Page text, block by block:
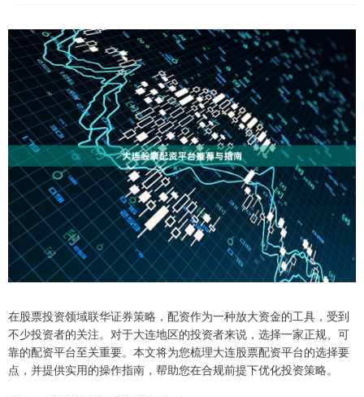
在股票投资领域联华证券策略，配资作为一种放大资金的工具，受到
不少投资者的关注。对于大连地区的投资者来说，选择一家正规、可
靠的配资平台至关重要。本文将为您梳理大连股票配资平台的选择要
点，并提供实用的操作指南，帮助您在合规前提下优化投资策略。